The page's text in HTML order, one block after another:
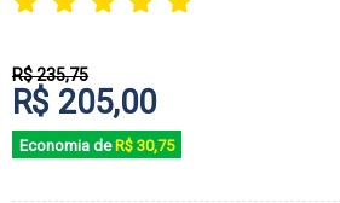
R$ 235,75
R$ 205,00
Economia de R$ 30,75